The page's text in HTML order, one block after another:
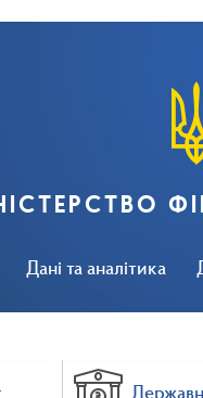
Дані та аналітика